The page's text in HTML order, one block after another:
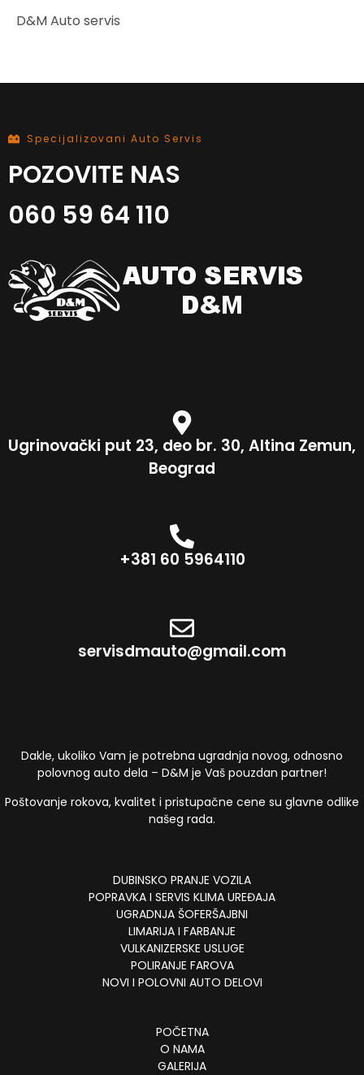
D&M Auto servis
Specijalizovani Auto Servis
POZOVITE NAS
060 59 64 110
Ugrinovački put 23, deo br. 30, Altina Zemun,
Beograd
+381 60 5964110
servisdmauto@gmail.com
Dakle, ukoliko Vam je potrebna ugradnja novog, odnosno
polovnog auto dela – D&M je Vaš pouzdan partner!
Poštovanje rokova, kvalitet i pristupačne cene su glavne odlike
našeg rada.
DUBINSKO PRANJE VOZILA
POPRAVKA I SERVIS KLIMA UREĐAJA
UGRADNJA ŠOFERŠAJBNI
LIMARIJA I FARBANJE
VULKANIZERSKE USLUGE
POLIRANJE FAROVA
NOVI I POLOVNI AUTO DELOVI
POČETNA
O NAMA
GALERIJA